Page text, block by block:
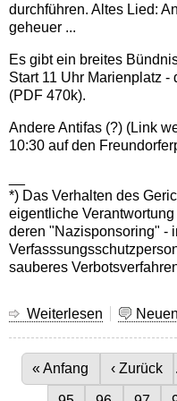
durchführen. Altes Lied:
geheuer ...
Es gibt ein breites
Start 11 Uhr Marienplatz -
(PDF 470k).
Andere Antifas (?) (Link
10:30 auf den
*) Das Verhalten des
eigentliche
deren "Nazisponsoring" -
sauberes
Weiterlesen über
Gericht
liebt
Nazis
Seitennummerierung
Erste Seite
« Anfang Vorherige
‹ Zurück